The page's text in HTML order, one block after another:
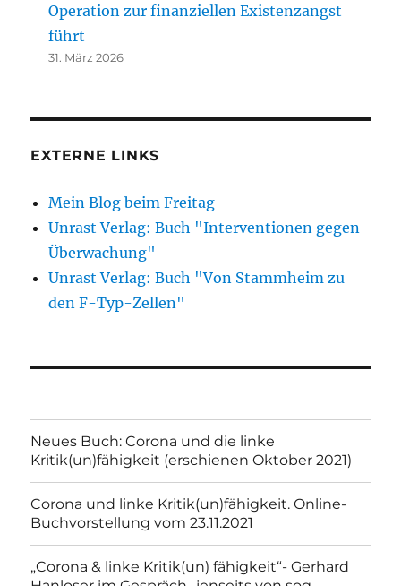
Operation zur finanziellen Existenzangst
führt
31. März 2026
EXTERNE LINKS
Mein Blog beim Freitag
Unrast Verlag: Buch "Interventionen gegen
Überwachung"
Unrast Verlag: Buch "Von Stammheim zu
den F-Typ-Zellen"
Neues Buch: Corona und die linke
Kritik(un)fähigkeit (erschienen Oktober 2021)
Corona und linke Kritik(un)fähigkeit. Online-
Buchvorstellung vom 23.11.2021
„Corona & linke Kritik(un) fähigkeit“- Gerhard